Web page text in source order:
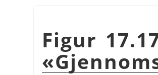
Figur